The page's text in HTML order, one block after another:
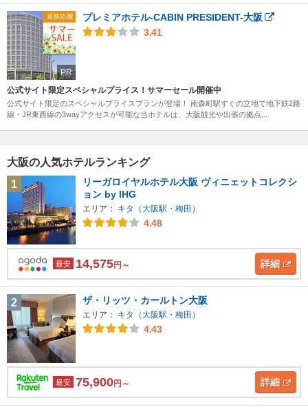
PR
プレミアホテル-CABIN PRESIDENT-大阪
3.41
公式サイト限定スペシャルプライス！サマーセール開催中
公式サイト限定のスペシャルプライスプランが登場！ 南森町駅すぐの立地で地下鉄2路
線・JR東西線の3wayアクセスが可能な当ホテルは、大阪観光や出張の拠点...
大阪の人気ホテルランキング
1
リーガロイヤルホテル大阪 ヴィニェットコレクシ
ョン by IHG
エリア： キタ（大阪駅・梅田）
4.48
最安 14,575円～ 詳細
2 ザ・リッツ・カールトン大阪
エリア： キタ（大阪駅・梅田）
4.43
最安 75,900円～ 詳細